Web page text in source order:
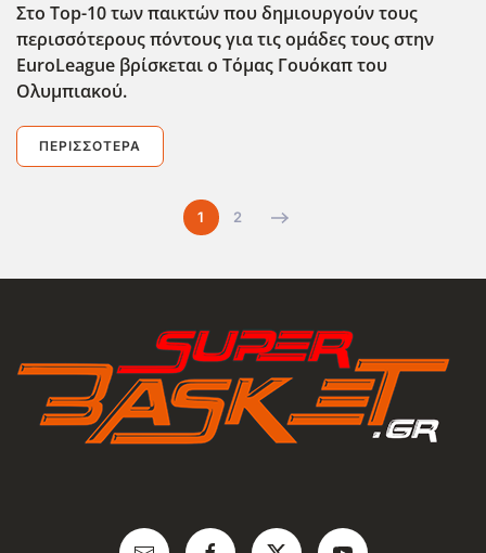
Στο Top-10 των παικτών που δημιουργούν τους
περισσότερους πόντους για τις ομάδες τους στην
EuroLeague βρίσκεται ο Τόμας Γουόκαπ του
Ολυμπιακού.
ΠΕΡΙΣΣΌΤΕΡΑ
1 2